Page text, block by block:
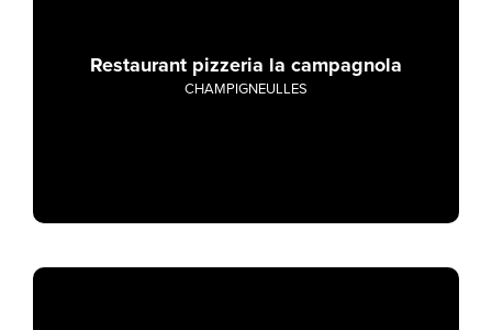
Restaurant pizzeria la campagnola
CHAMPIGNEULLES